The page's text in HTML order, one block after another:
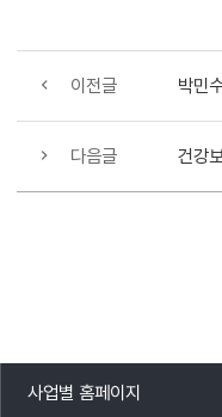
이전글
다음글
사업별 홈페이지
목록